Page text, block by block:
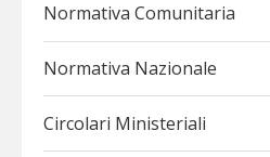
Normativa Comunitaria
Normativa Nazionale
Circolari Ministeriali